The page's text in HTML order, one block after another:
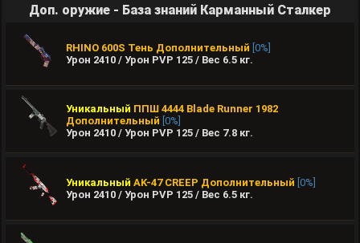
Доп. оружие - База знаний Карманный Сталкер
RHINO 600S Тень Дополнительный [0%]
Урон 2410 / Урон PVP 125 / Вес 6.5 кг.
Уникальный ППШ 4444 Blade Runner 1982
Дополнительный [0%]
Урон 2410 / Урон PVP 125 / Вес 7.8 кг.
Уникальный AK-47 CREEP Дополнительный [0%]
Урон 2410 / Урон PVP 125 / Вес 6.5 кг.